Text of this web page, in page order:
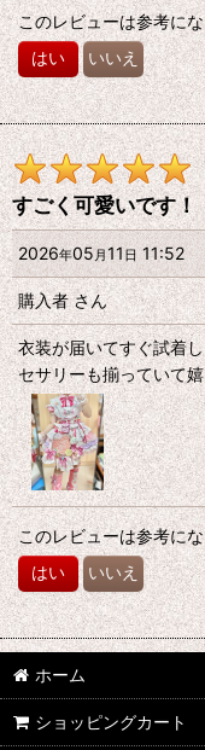
このレビューは参考に
はい いいえ
すごく可愛いです！
2026年05月11日11:52
購入者さん
衣装が届いてすぐ試着
セサリーも揃っていて
このレビューは参考に
はい いいえ
ホーム
ショッピングカート